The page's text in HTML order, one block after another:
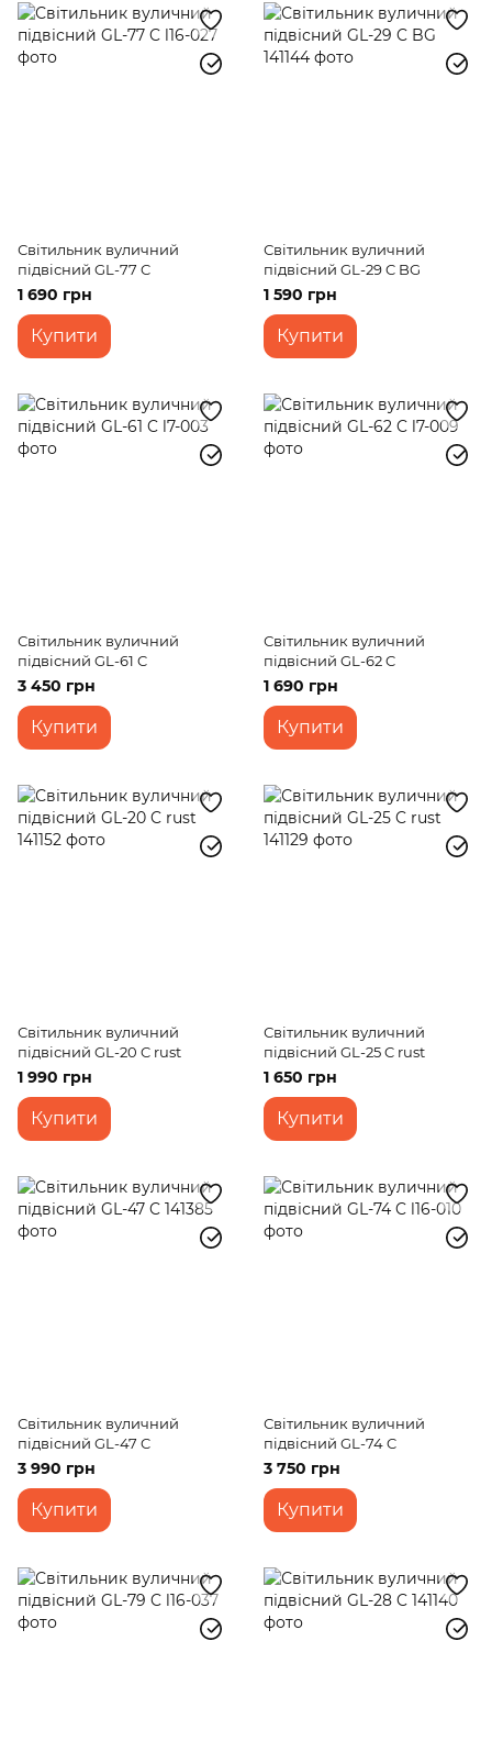
Світильник вуличний
підвісний GL-77 C
1 690 грн
Купити
Світильник вуличний
підвісний GL-29 C BG
1 590 грн
Купити
Світильник вуличний
підвісний GL-61 C
3 450 грн
Купити
Світильник вуличний
підвісний GL-62 C
1 690 грн
Купити
Світильник вуличний
підвісний GL-20 C rust
1 990 грн
Купити
Світильник вуличний
підвісний GL-25 C rust
1 650 грн
Купити
Світильник вуличний
підвісний GL-47 C
3 990 грн
Купити
Світильник вуличний
підвісний GL-74 C
3 750 грн
Купити